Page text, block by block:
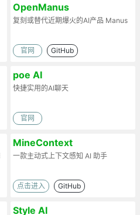
OpenManus
复刻或替代近期爆火的AI产品 Manus
官网 GitHub
poe AI
快捷实用的AI聊天
官网
MineContext
一款主动式上下文感知 AI 助手
点击进入 GitHub
Style AI